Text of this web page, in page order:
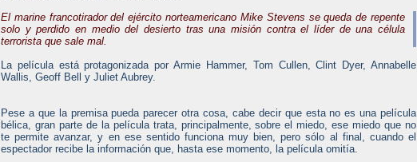
El marine francotirador del ejército norteamericano Mike Stevens se queda de repente
solo y perdido en medio del desierto tras una misión contra el líder de una célula
terrorista que sale mal.
La película está protagonizada por Armie Hammer, Tom Cullen, Clint Dyer, Annabelle
Wallis, Geoff Bell y Juliet Aubrey.
Pese a que la premisa pueda parecer otra cosa, cabe decir que esta no es una película
bélica, gran parte de la película trata, principalmente, sobre el miedo, ese miedo que no
te permite avanzar, y en ese sentido funciona muy bien, pero sólo al final, cuando el
espectador recibe la información que, hasta ese momento, la película omitía.